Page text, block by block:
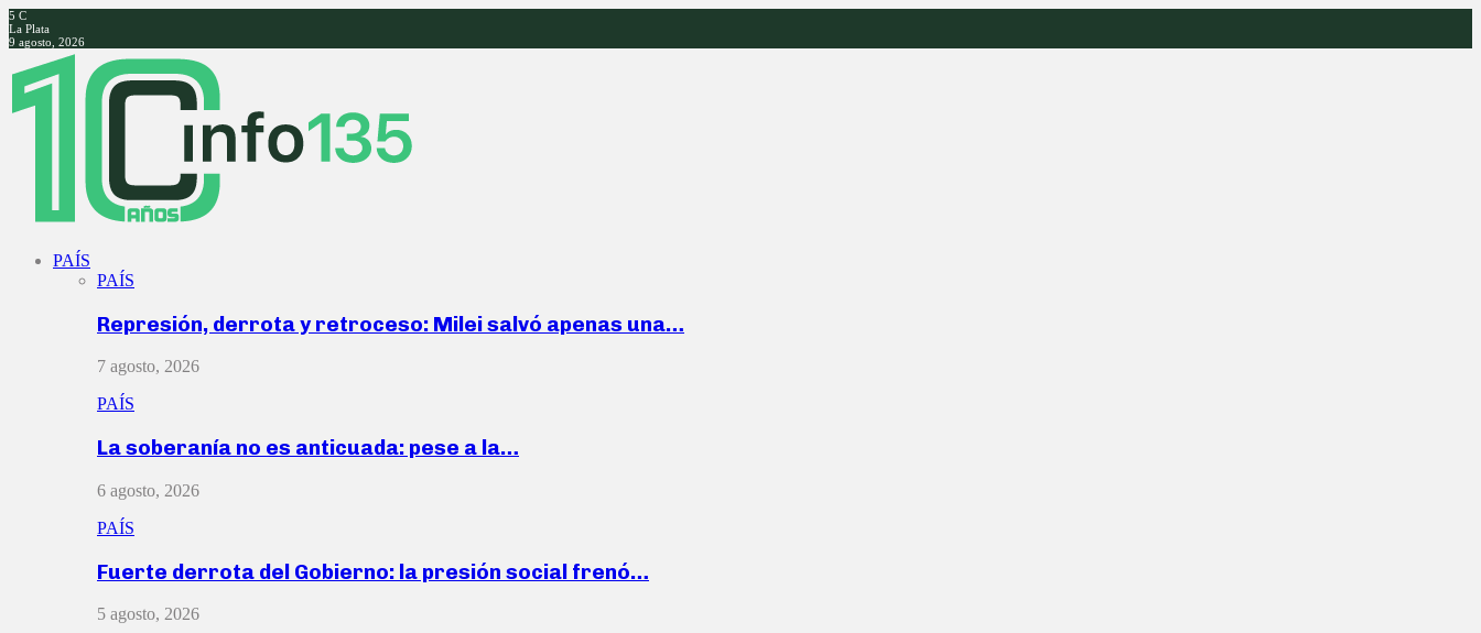
5 C
La Plata
9 agosto, 2026
Facebook
Twitter
Instagram
Youtube
PAÍS
PAÍS
Represión, derrota y retroceso: Milei salvó apenas una…
7 agosto, 2026
PAÍS
La soberanía no es anticuada: pese a la…
6 agosto, 2026
PAÍS
Fuerte derrota del Gobierno: la presión social frenó…
5 agosto, 2026